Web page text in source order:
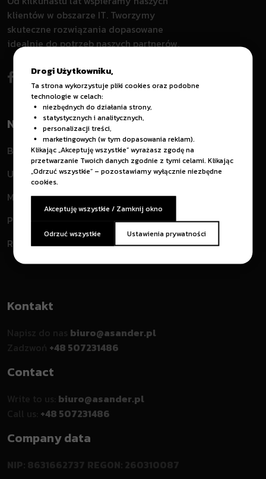
klientów w obszarze IT. Tworzymy
skuteczne rozwiązania dopasowane
idealnie do potrzeb naszych partnerów.
Na skróty.
Blog
Usługi
Materiały Graficzne
Polityka Prywatności
Regulamin Sprzedaży
Kontakt
biuro@asander.pl
+48 507231486
Contact
biuro@asander.pl
+48 507231486
Company data
Drogi Użytkowniku,
Ta strona wykorzystuje pliki cookies oraz podobne
technologie w celach:
niezbędnych do działania strony,
statystycznych i analitycznych,
personalizacji treści,
marketingowych (w tym dopasowania reklam).
Klikając „Akceptuję wszystkie” wyrażasz zgodę na
przetwarzanie Twoich danych zgodnie z tymi celami. Klikając
„Odrzuć wszystkie” – pozostawiamy wyłącznie niezbędne
cookies.
Akceptuję wszystkie / Zamknij okno
Odrzuć wszystkie Ustawienia prywatności